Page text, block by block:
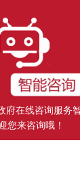
府在线咨询服务
您来咨询哦！